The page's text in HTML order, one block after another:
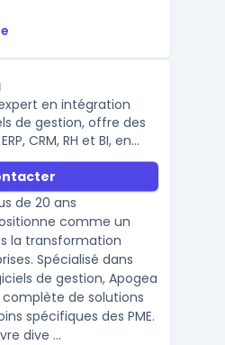
en intégration
de gestion, offre des
CRM, RH et BI, en
avec Sage, Cegid et
de 20 ans
comme un
la transformation
Spécialisé dans
de gestion, Apogea
de solutions
spécifiques des PME.
dive ...